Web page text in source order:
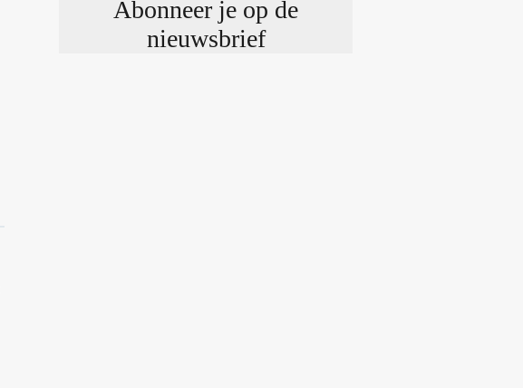
Abonneer je op de
nieuwsbrief